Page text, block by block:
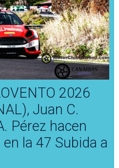
2026
Juan C.
Pérez hacen
la 47 Subida a